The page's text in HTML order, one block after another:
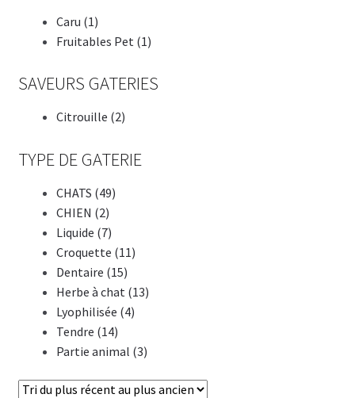
Caru (1)
Fruitables Pet (1)
SAVEURS GATERIES
Citrouille (2)
TYPE DE GATERIE
CHATS (49)
CHIEN (2)
Liquide (7)
Croquette (11)
Dentaire (15)
Herbe à chat (13)
Lyophilisée (4)
Tendre (14)
Partie animal (3)